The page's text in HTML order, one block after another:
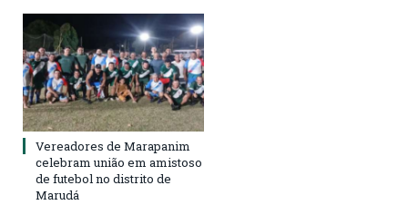
Vereadores de Marapanim
celebram união em amistoso
de futebol no distrito de
Marudá